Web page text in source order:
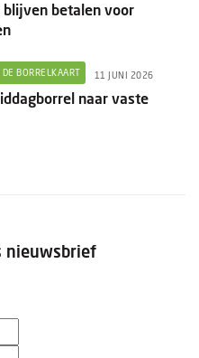
blijven betalen voor
BORRELKAART 11 JUNI 2026
naar vaste
nieuwsbrief